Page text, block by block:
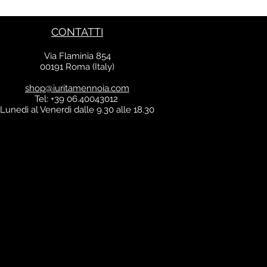
CONTATTI
Via Flaminia 854
00191 Roma (Italy)
shop@iuritamennoia.com
Tel: +39 06.40043012
Lunedì al Venerdì dalle 9.30 alle 18.30